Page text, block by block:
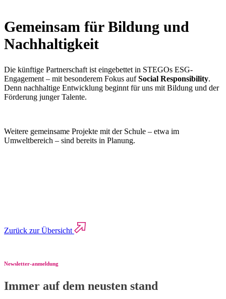
Gemeinsam für Bildung und
Nachhaltigkeit
Die künftige Partnerschaft ist eingebettet in STEGOs ESG-
Engagement – mit besonderem Fokus aufSocial Responsibility.
Denn nachhaltige Entwicklung beginnt für uns mit Bildung und der
Förderung junger Talente.
Weitere gemeinsame Projekte mit der Schule – etwa im
Umweltbereich – sind bereits in Planung.
Zurück zur Übersicht
Newsletter-anmeldung
Immer auf dem neusten stand